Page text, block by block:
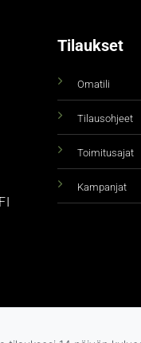
Tilaukset
Omatili
Tilausohjeet
Toimitusajat
Kampanjat